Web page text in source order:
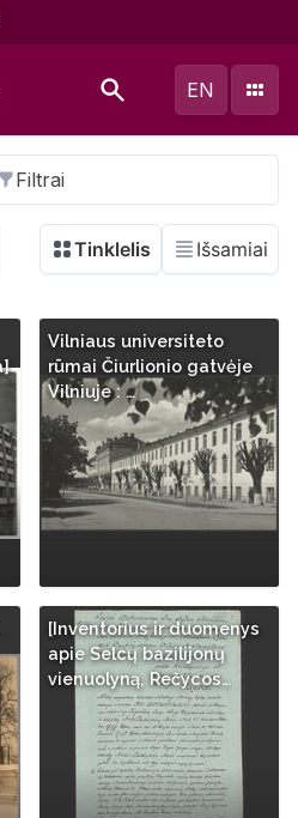
EN
Filtrai
Vilniaus universiteto
rūmai Čiurlionio gatvėje
Vilniuje : …
[Inventorius ir duomenys
apie Selcų bazilijonų
vienuolyną, Rečycos…